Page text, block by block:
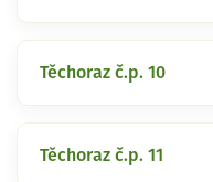
Těchoraz č.p. 10
Těchoraz č.p. 11